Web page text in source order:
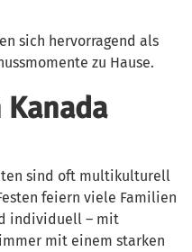
sich hervorragend als
zu Hause.
sind oft multikulturell
feiern viele Familien
individuell – mit
mit einem starken